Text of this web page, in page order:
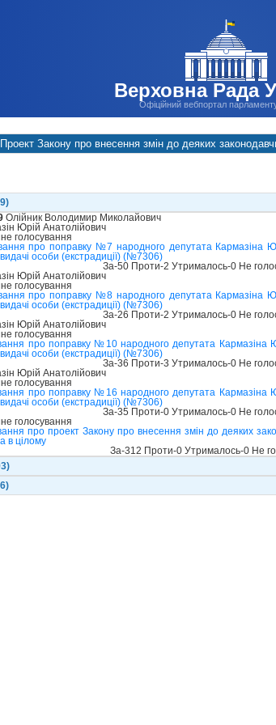
Верховна Рада
Офіційний вебпортал
Проект Закону про внесення змін до деяких
Олійник Володимир Миколайович
Юрій Анатолійович
голосування
про поправку №7 народного депутата Кармазіна
видачі особи (екстрадиції) (№7306)
За-50 Проти-2 Утрималось-0 Не
Юрій Анатолійович
голосування
про поправку №8 народного депутата Кармазіна
видачі особи (екстрадиції) (№7306)
За-26 Проти-2 Утрималось-0 Не
Юрій Анатолійович
голосування
про поправку №10 народного депутата Кармазіна
видачі особи (екстрадиції) (№7306)
За-36 Проти-3 Утрималось-0 Не
Юрій Анатолійович
голосування
про поправку №16 народного депутата Кармазіна
видачі особи (екстрадиції) (№7306)
За-35 Проти-0 Утрималось-0 Не
голосування
про проект Закону про внесення змін до деяких
в цілому
За-312 Проти-0 Утрималось-0 Не